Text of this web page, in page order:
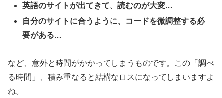
英語のサイトが出てきて、読むのが大変…
自分のサイトに合うように、コードを微調整する必
要がある…
など、意外と時間がかかってしまうものです。この「調べ
る時間」、積み重なると結構なロスになってしまいますよ
ね。